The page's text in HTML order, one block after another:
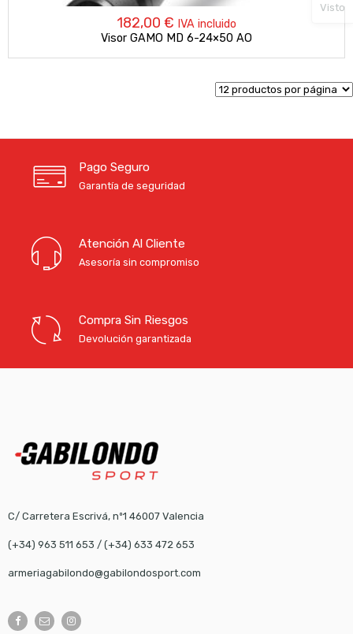
182,00 € IVA incluido
Visor GAMO MD 6-24×50 AO
Pago Seguro
Garantía de seguridad
Atención Al Cliente
Asesoría sin compromiso
Compra Sin Riesgos
Devolución garantizada
C/ Carretera Escrivá, nº1 46007 Valencia
(+34) 963 511 653 / (+34) 633 472 653
armeriagabilondo@gabilondosport.com
Visto